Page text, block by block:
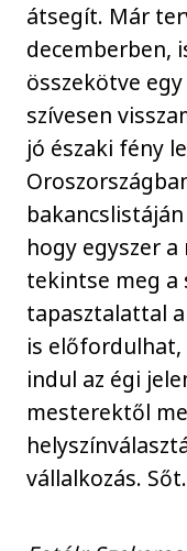
átsegít. Már
decemberben,
összekötve
szívesen
jó északi fény
hogy egyszer
tekintse meg a
tapasztalattal
is előfordulhat,
indul az égi
mesterektől
vállalkozás.